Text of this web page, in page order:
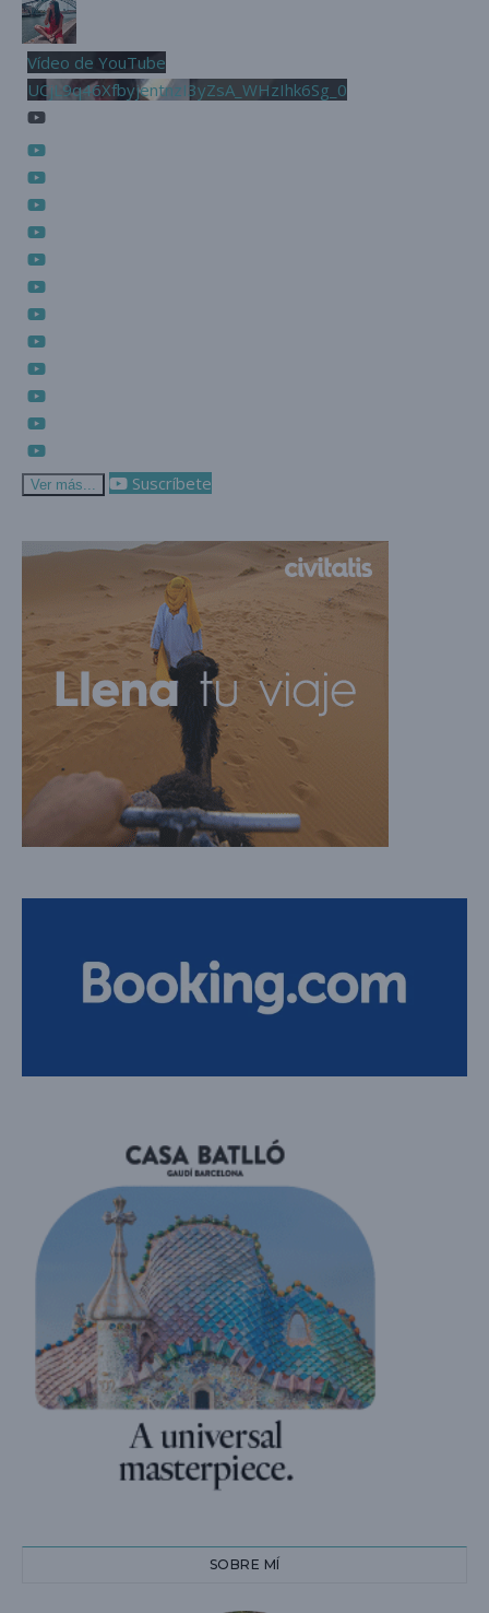
Vídeo de YouTube
UCjL9q46XfbyjentnzI3yZsA_WHzIhk6Sg_0
Ver más... Suscríbete
SOBRE MÍ